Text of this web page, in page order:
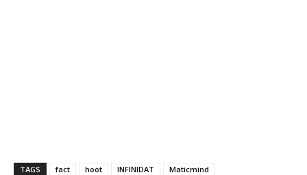
TAGS fact hoot INFINIDAT Maticmind